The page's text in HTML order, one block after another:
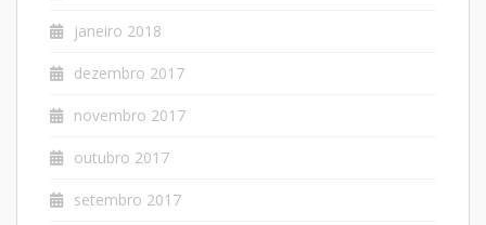
janeiro 2018
dezembro 2017
novembro 2017
outubro 2017
setembro 2017